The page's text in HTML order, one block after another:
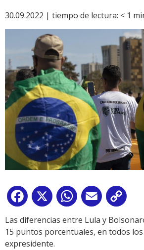
30.09.2022 | tiempo de lectura: < 1
Facebook
X WhatsApp
Email
Link
Las diferencias entre Lula y
15 puntos porcentuales, en todos
expresidente.